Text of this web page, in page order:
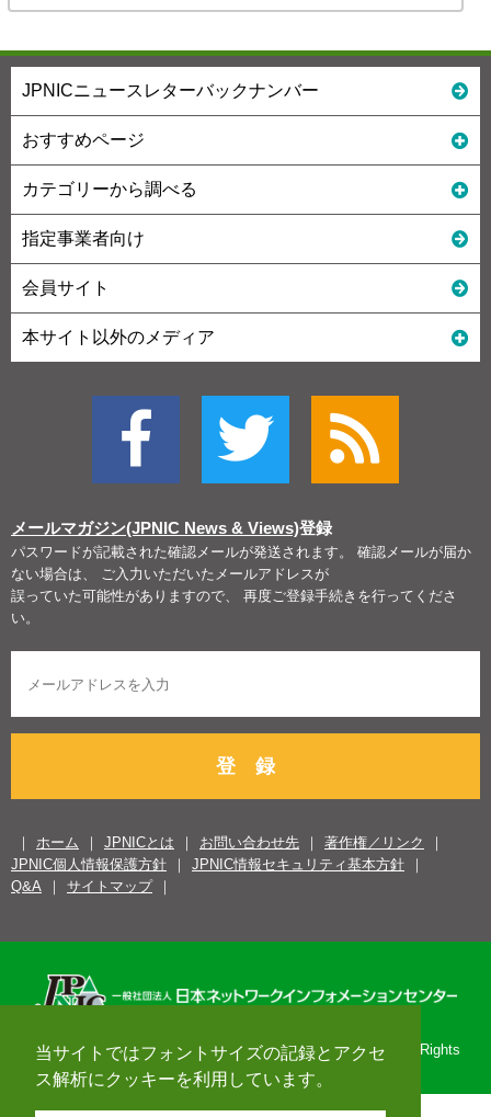
当サイトではフォントサイズの記録とアクセ
ス解析にクッキーを利用しています。
JPNICニュースレターバックナンバー
おすすめページ
カテゴリーから調べる
指定事業者向け
会員サイト
本サイト以外のメディア
メールマガジン(JPNIC News & Views)登録
パスワードが記載された確認メールが発送されます。 確認メールが届か
ない場合は、 ご入力いただいたメールアドレスが
誤っていた可能性がありますので、 再度ご登録手続きを行ってくださ
い。
登 録
ホーム JPNICとは お問い合わせ先
著作権／リンク
JPNIC個人情報保護方針
JPNIC情報セキュリティ基本方針
Q&A
サイトマップ
Copyright© 1996-2026 Japan Network Information Center. All Rights
Reserved.